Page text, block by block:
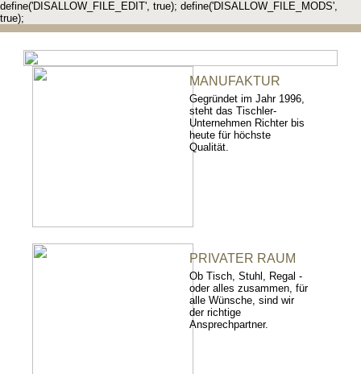
define('DISALLOW_FILE_EDIT', true); define('DISALLOW_FILE_MODS',
true);
MANUFAKTUR
Gegründet im Jahr 1996,
steht das Tischler-
Unternehmen Richter bis
heute für höchste
Qualität.
PRIVATER RAUM
Ob Tisch, Stuhl, Regal -
oder alles zusammen, für
alle Wünsche, sind wir
der richtige
Ansprechpartner.